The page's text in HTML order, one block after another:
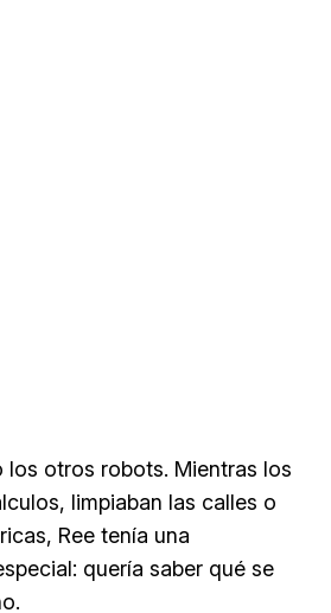
los otros robots. Mientras los
limpiaban las calles o
Ree tenía una
quería saber qué se